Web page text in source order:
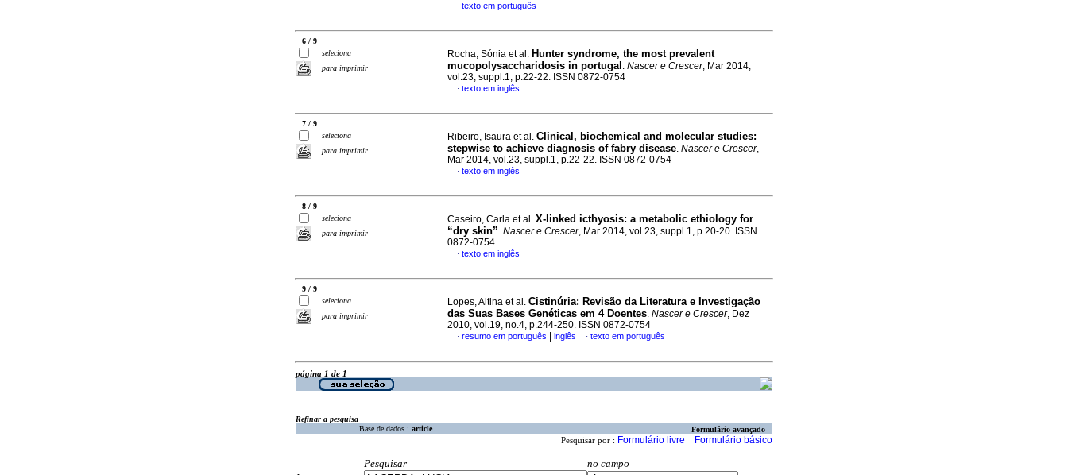
· texto em português
6 / 9
seleciona
para imprimir
Rocha, Sónia et al. Hunter syndrome, the most prevalent
mucopolysaccharidosis in portugal . Nascer e Crescer, Mar 2014,
vol.23, suppl.1, p.22-22. ISSN 0872-0754
· texto em inglês
7 / 9
seleciona
para imprimir
Ribeiro, Isaura et al. Clinical, biochemical and molecular studies:
stepwise to achieve diagnosis of fabry disease. Nascer e Crescer,
Mar 2014, vol.23, suppl.1, p.22-22. ISSN 0872-0754
· texto em inglês
8 / 9
seleciona
para imprimir
Caseiro, Carla et al. X-linked icthyosis: a metabolic ethiology for
“dry skin”. Nascer e Crescer, Mar 2014, vol.23, suppl.1, p.20-20. ISSN
0872-0754
· texto em inglês
9 / 9
seleciona
para imprimir
Lopes, Altina et al. Cistinúria: Revisão da Literatura e Investigação
das Suas Bases Genéticas em 4 Doentes. Nascer e Crescer, Dez
2010, vol.19, no.4, p.244-250. ISSN 0872-0754
· resumo em português inglês · texto em português
página 1 de 1
Refinar a pesquisa
Base de dados : article Formulário avançado
Pesquisar por : Formulário livre Formulário básico
Pesquisar
no campo